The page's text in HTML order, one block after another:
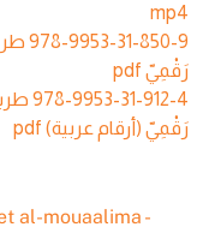
mp4
978-9953-31-850-9
رَقْمِيّ pdf
978-9953-31-912-4
رَقْمِيّ (أرقام عربية) pdf
al-mouaalima -